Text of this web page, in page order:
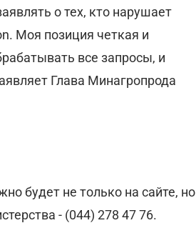
о тех, кто нарушает
Моя позиция четкая и
все запросы, и
Глава Минагропрода
будет не только на сайте, но
- (044) 278 47 76.